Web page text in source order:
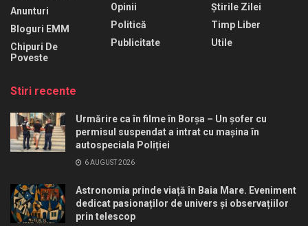
Anunturi
Bloguri EMM
Chipuri De
Poveste
Opinii
Politică
Publicitate
Știrile Zilei
Timp Liber
Utile
Stiri recente
Urmărire ca în filme în Borșa – Un șofer cu
permisul suspendat a intrat cu mașina în
autospeciala Poliției
6 AUGUST 2026
Astronomia prinde viață în Baia Mare. Eveniment
dedicat pasionaților de univers și observațiilor
prin telescop